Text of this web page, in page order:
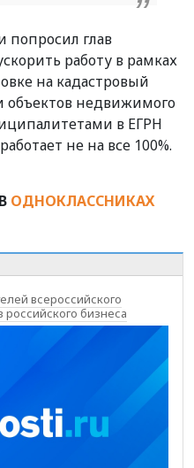
попросил глав
работу в рамках
на кадастровый
объектов недвижимого
в ЕГРН
не на все 100%.
ОДНОКЛАССНИКАХ
всероссийского
бизнеса